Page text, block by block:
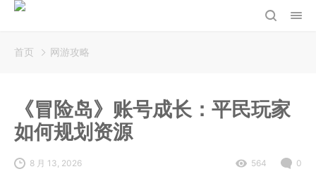
首页 网游攻略
《冒险岛》账号成长：平民玩家
如何规划资源
8 月 13, 2026 564 0